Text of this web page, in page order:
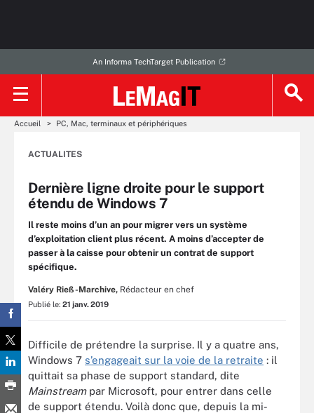
An Informa TechTarget Publication
Accueil PC, Mac, terminaux et périphériques
ACTUALITES
Dernière ligne droite pour le support
étendu de Windows 7
Il reste moins d’un an pour migrer vers un système
d’exploitation client plus récent. A moins d’accepter de
passer à la caisse pour obtenir un contrat de support
spécifique.
Valéry Rieß-Marchive, Rédacteur en chef
Publié le: 21 janv. 2019
Difficile de prétendre la surprise. Il y a quatre ans,
Windows 7 s’engageait sur la voie de la retraite : il
quittait sa phase de support standard, dite
Mainstream par Microsoft, pour entrer dans celle
de support étendu. Voilà donc que, depuis la mi-